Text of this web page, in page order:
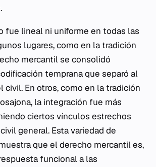
fue lineal ni uniforme en todas las
lugares, como en la tradición
mercantil se consolidó
temprana que separó al
civil. En otros, como en la tradición
la integración fue más
ciertos vínculos estrechos
general. Esta variedad de
que el derecho mercantil es,
funcional a las